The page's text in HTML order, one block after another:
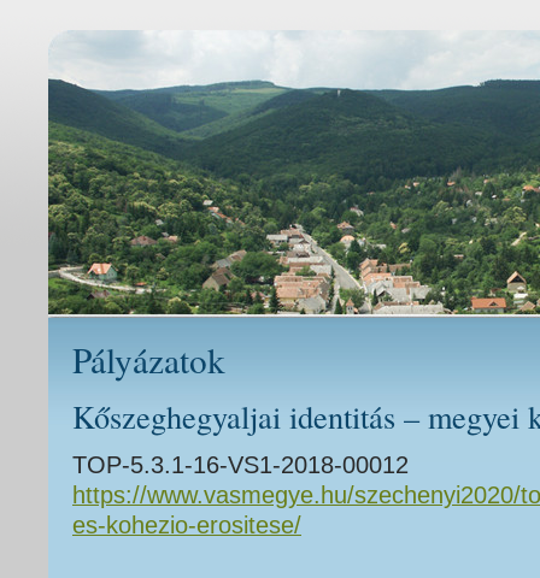
Pályázatok
Kőszeghegyaljai identitás – megyei
TOP-5.3.1-16-VS1-2018-00012
https://www.vasmegye.hu/szechenyi2020/
es-kohezio-erositese/